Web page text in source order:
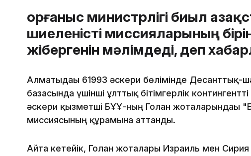
Қорғаныс министрлігі биыл
шиеленісті миссияларының
жібергенін мәлімдеді, деп
Алматыдағы 61993 әскери бөлімінде Десанттық-
базасында үшінші ұлттық бітімгерлік
әскери қызметші БҰҰ-ның Голан жоталарындағы
миссиясының құрамына аттанды.
Айта кетейік, Голан жоталары Израиль мен Сирия